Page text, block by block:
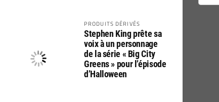
PRODUITS DÉRIVÉS
Stephen King prête sa
voix à un personnage
de la série « Big City
Greens » pour l’épisode
d’Halloween